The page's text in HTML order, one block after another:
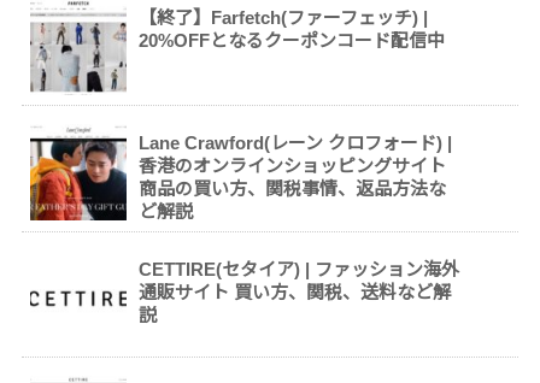
【終了】Farfetch(ファーフェッチ) |
20%OFFとなるクーポンコード配信中
Lane Crawford(レーン クロフォード) |
香港のオンラインショッピングサイト
商品の買い方、関税事情、返品方法な
ど解説
CETTIRE(セタイア) | ファッション海外
通販サイト 買い方、関税、送料など解
説